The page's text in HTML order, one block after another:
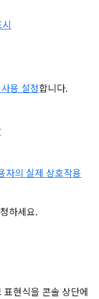
용 설정합니다.
자의 실제 상호작용
하세요.
현식을 콘솔 상단에